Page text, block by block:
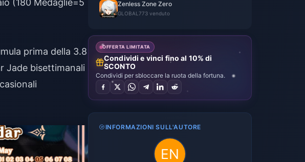
(180 Medaglie=5
prima della 3.8
Jade bisettimanali
Zenless Zone Zero
GLOBAL 773 venduto
OFFERTA LIMITATA
Condividi e vinci fino al 10% di
SCONTO
Condividi per sbloccare la ruota della fortuna.
INFORMAZIONI SULL'AUTORE